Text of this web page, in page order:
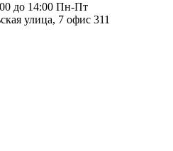
до 14:00 Пн-Пт
улица, 7 офис 311